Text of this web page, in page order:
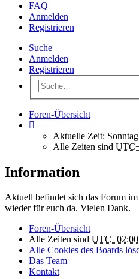
FAQ
Anmelden
Registrieren
Suche
Anmelden
Registrieren
Foren-Übersicht
Aktuelle Zeit:
Alle Zeiten sind
Information
Aktuell befindet sich das Forum
wieder für euch da. Vielen Dank.
Foren-Übersicht
Alle Zeiten sind UTC+02:00
Alle Cookies des Boards
Das Team
Kontakt